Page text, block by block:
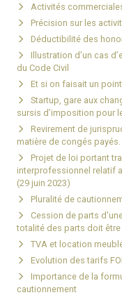
Activités
Précision sur les
Déductibilité des
Illustration d’un cas
du Code Civil
Et si on faisait un
Startup, gare aux
sursis d’imposition pour
Revirement de
matière de congés payés.
Projet de loi portant
interprofessionnel relatif
(29 juin 2023)
Pluralité de
Cession de parts
totalité des parts doit
TVA et location
Evolution des tarifs
Importance de la
cautionnement